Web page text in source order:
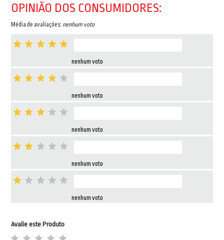
OPINIÃO DOS CONSUMIDORES:
Média de avaliações: nenhum voto
nenhum voto
nenhum voto
nenhum voto
nenhum voto
nenhum voto
Avalie este Produto